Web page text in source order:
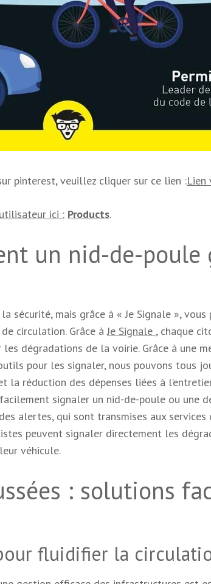
pinterest, veuillez cliquer sur ce lien :Lien
ici : Products.
un nid-de-poule
sécurité, mais grâce à « Je Signale »,
circulation. Grâce àJe Signale , chaque
dégradations de la voirie. Grâce à une
pour les signaler, nous pouvons tous
réduction des dépenses liées à
signaler un nid-de-poule ou une
alertes, qui sont transmises aux services
peuvent signaler directement les
véhicule.
: solutions
fluidifier la